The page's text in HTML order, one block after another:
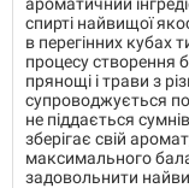
спирті найвищої
в перегінних кубах
процесу створення
прянощі і трави з
супроводжується
не піддається
зберігає свій
максимального
задовольнити